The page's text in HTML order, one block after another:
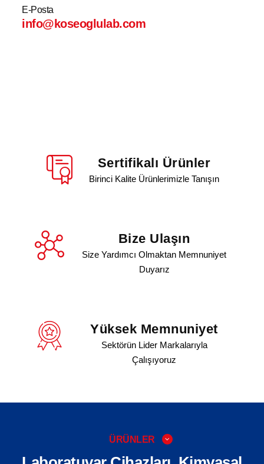
E-Posta
info@koseoglulab.com
Sertifikalı Ürünler
Birinci Kalite Ürünlerimizle Tanışın
Bize Ulaşın
Size Yardımcı Olmaktan Memnuniyet
Duyarız
Yüksek Memnuniyet
Sektörün Lider Markalarıyla
Çalışıyoruz
ÜRÜNLER